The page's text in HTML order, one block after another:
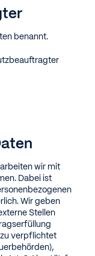
benannt.
wir mit
Dabei ist
Wir geben
Stellen
verpflichtet